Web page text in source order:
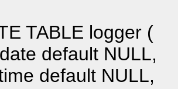
TABLE logger (
default NULL,
default NULL,